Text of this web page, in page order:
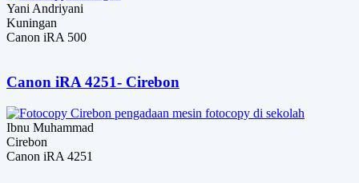
Yani Andriyani
Kuningan
Canon iRA 500
Canon iRA 4251- Cirebon
Ibnu Muhammad
Cirebon
Canon iRA 4251